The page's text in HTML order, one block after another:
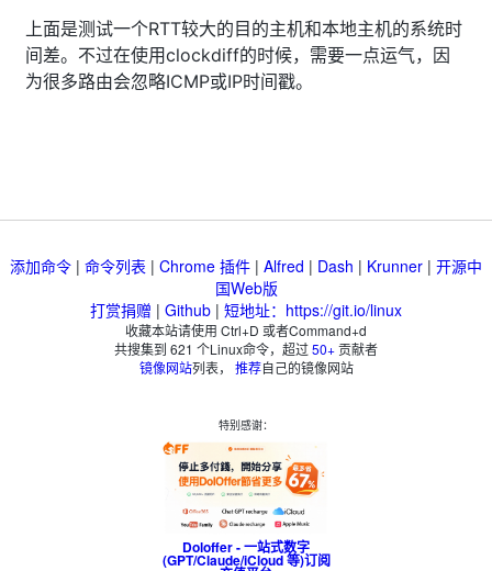
上面是测试一个RTT较大的目的主机和本地主机的系统时
间差。不过在使用clockdiff的时候，需要一点运气，因
为很多路由会忽略ICMP或IP时间戳。
添加命令 | 命令列表 | Chrome 插件 | Alfred | Dash | Krunner | 开源中
国Web版
打赏捐赠 | Github | 短地址：https://git.io/linux
收藏本站请使用 Ctrl+D 或者Command+d
共搜集到 621 个Linux命令，超过50+贡献者
镜像网站列表， 推荐自己的镜像网站
特别感谢：
Doloffer - 一站式数字
(GPT/Claude/iCloud 等)订阅